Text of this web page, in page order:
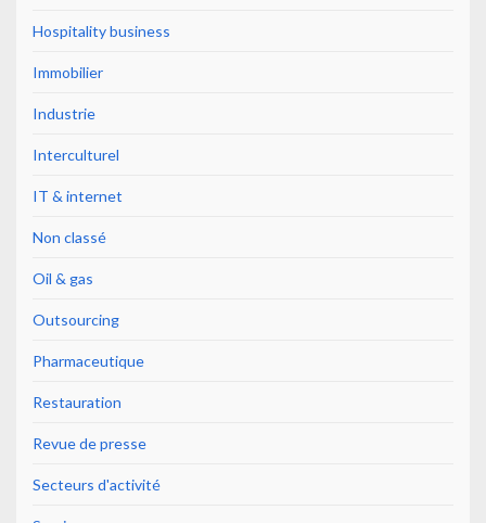
Hospitality business
Immobilier
Industrie
Interculturel
IT & internet
Non classé
Oil & gas
Outsourcing
Pharmaceutique
Restauration
Revue de presse
Secteurs d'activité